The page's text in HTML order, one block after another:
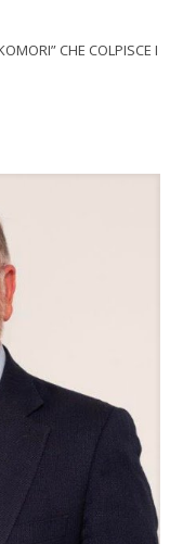
CHE COLPISCE I